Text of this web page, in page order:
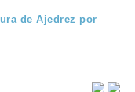
de Ajedrez por